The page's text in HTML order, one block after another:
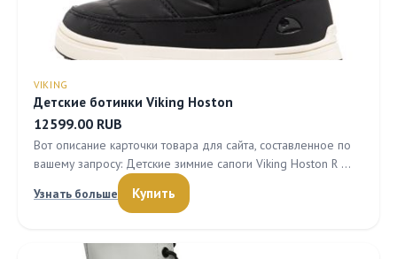
VIKING
Детские ботинки Viking Hoston
12599.00 RUB
Вот описание карточки товара для сайта, составленное по
вашему запросу: Детские зимние сапоги Viking Hoston R …
Узнать больше
Купить